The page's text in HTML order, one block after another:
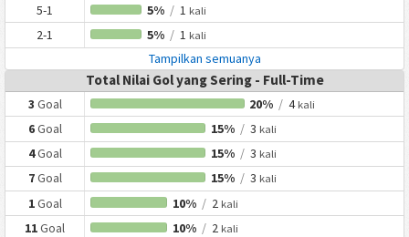
5-1 5% /1 kali
2-1 5% /1 kali
Tampilkan semuanya
Total Nilai Gol yang Sering - Full-Time
3 Goal 20% / 4 kali
6Goal 15% /3 kali
4Goal 15% /3 kali
7Goal 15% /3 kali
1Goal 10% /2 kali
11Goal 10% /2 kali